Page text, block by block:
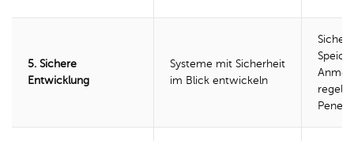
5. Sichere
Entwicklung
Systeme mit Sicherheit
im Blick entwickeln